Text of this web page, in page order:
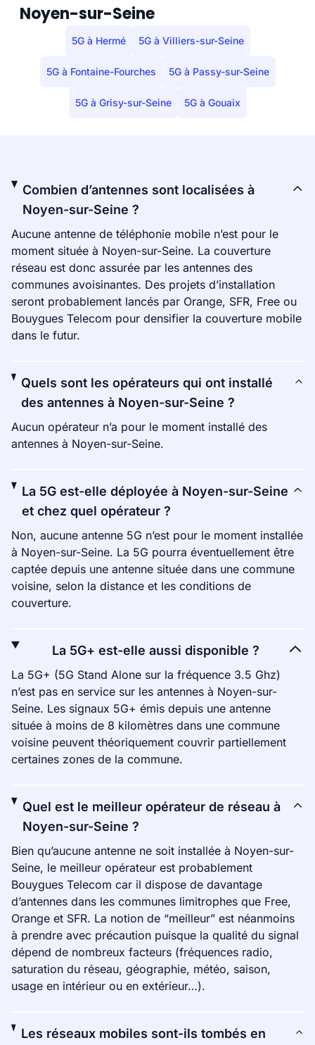
Noyen-sur-Seine
5G à Hermé 5G à Villiers-sur-Seine
5G à Fontaine-Fourches 5G à Passy-sur-Seine
5G à Grisy-sur-Seine 5G à Gouaix
Combien d’antennes sont localisées à
Noyen-sur-Seine ?
Aucune antenne de téléphonie mobile n’est pour le
moment située à Noyen-sur-Seine. La couverture
réseau est donc assurée par les antennes des
communes avoisinantes. Des projets d’installation
seront probablement lancés par Orange, SFR, Free ou
Bouygues Telecom pour densifier la couverture mobile
dans le futur.
Quels sont les opérateurs qui ont installé
des antennes à Noyen-sur-Seine ?
Aucun opérateur n’a pour le moment installé des
antennes à Noyen-sur-Seine.
La 5G est-elle déployée à Noyen-sur-Seine
et chez quel opérateur ?
Non, aucune antenne 5G n’est pour le moment installée
à Noyen-sur-Seine. La 5G pourra éventuellement être
captée depuis une antenne située dans une commune
voisine, selon la distance et les conditions de
couverture.
La 5G+ est-elle aussi disponible ?
La 5G+ (5G Stand Alone sur la fréquence 3.5 Ghz)
n’est pas en service sur les antennes à Noyen-sur-
Seine. Les signaux 5G+ émis depuis une antenne
située à moins de 8 kilomètres dans une commune
voisine peuvent théoriquement couvrir partiellement
certaines zones de la commune.
Quel est le meilleur opérateur de réseau à
Noyen-sur-Seine ?
Bien qu’aucune antenne ne soit installée à Noyen-sur-
Seine, le meilleur opérateur est probablement
Bouygues Telecom car il dispose de davantage
d’antennes dans les communes limitrophes que Free,
Orange et SFR. La notion de “meilleur” est néanmoins
à prendre avec précaution puisque la qualité du signal
dépend de nombreux facteurs (fréquences radio,
saturation du réseau, géographie, météo, saison,
usage en intérieur ou en extérieur…).
Les réseaux mobiles sont-ils tombés en